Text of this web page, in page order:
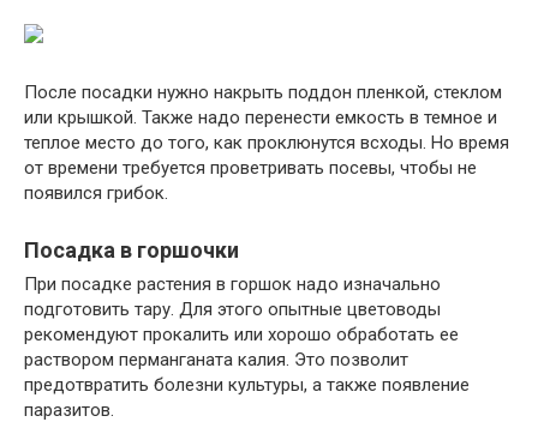
После посадки нужно накрыть поддон пленкой, стеклом
или крышкой. Также надо перенести емкость в темное и
теплое место до того, как проклюнутся всходы. Но время
от времени требуется проветривать посевы, чтобы не
появился грибок.
Посадка в горшочки
При посадке растения в горшок надо изначально
подготовить тару. Для этого опытные цветоводы
рекомендуют прокалить или хорошо обработать ее
раствором перманганата калия. Это позволит
предотвратить болезни культуры, а также появление
паразитов.